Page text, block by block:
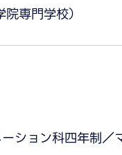
専門学校）
ション科四年制／